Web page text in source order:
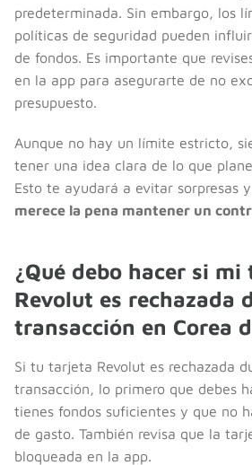
predeterminada. Sin embargo, los
políticas de seguridad pueden
de fondos. Es importante que
en la app para asegurarte de no
presupuesto.
Aunque no hay un límite estricto,
tener una idea clara de lo que
Esto te ayudará a evitar sorpresas
merece la pena mantener un
¿Qué debo hacer si
Revolut es rechazada
transacción en Corea
Si tu tarjeta Revolut es rechazada
transacción, lo primero que debes
tienes fondos suficientes y que no
de gasto. También revisa que la
bloqueada en la app.